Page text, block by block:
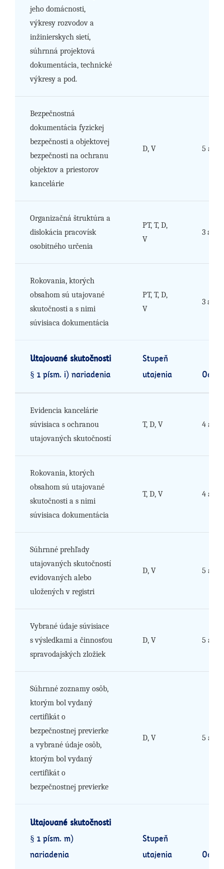
jeho domácnosti,
výkresy rozvodov a
inžinierskych sietí,
súhrnná projektová
dokumentácia, technické
výkresy a pod.
Bezpečnostná
dokumentácia fyzickej
bezpečnosti a objektovej
bezpečnosti na ochranu
objektov a priestorov
kancelárie
D, V 5 a 6
Organizačná štruktúra a
dislokácia pracovísk
osobitného určenia
PT, T, D,
V
3 až 6
Rokovania, ktorých
obsahom sú utajované
skutočnosti a s nimi
súvisiaca dokumentácia
PT, T, D,
V
3 až 6
Utajované skutočnosti
§ 1 písm. i) nariadenia
Stupeň
utajenia
Evidencia kancelárie
súvisiaca s ochranou
utajovaných skutočností
T, D, V 4 až 6
Rokovania, ktorých
obsahom sú utajované
skutočnosti a s nimi
súvisiaca dokumentácia
T, D, V 4 až 6
Súhrnné prehľady
utajovaných skutočností
evidovaných alebo
uložených v registri
D, V 5 a 6
Vybrané údaje súvisiace
s výsledkami a činnosťou
spravodajských zložiek
D, V 5 a 6
Súhrnné zoznamy osôb,
ktorým bol vydaný
certifikát o
bezpečnostnej previerke
a vybrané údaje osôb,
ktorým bol vydaný
certifikát o
bezpečnostnej previerke
D, V 5 a 6
Utajované skutočnosti
§ 1 písm. m)
nariadenia
Stupeň
utajenia